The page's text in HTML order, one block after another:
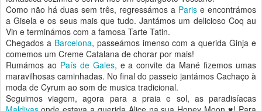
Como não há duas sem três, regressámos a Paris e encontrámos
a Gisela e os seus mais que tudo. Jantámos um delicioso Coq au
Vin e terminámos com a famosa Tarte Tatin.
Chegados a Barcelona, passeámos imenso com a querida Ginja e
comemos um Creme Catalana de chorar por mais!
Rumámos ao País de Gales, e a convite da Mané fizemos umas
maravilhosas caminhadas. No final do passeio jantámos Cachaço à
moda de Cyrum ao som de musica tradicional.
Seguimos viagem, agora para a praia e sol, as paradisíacas